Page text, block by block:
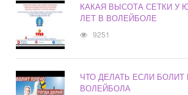
КАКАЯ ВЫСОТА СЕТКИ У
ЛЕТ В ВОЛЕЙБОЛЕ
9251
ЧТО ДЕЛАТЬ ЕСЛИ
ВОЛЕЙБОЛА